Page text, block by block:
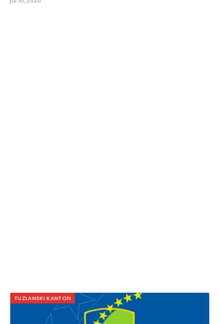
TUZLANSKI KANTON